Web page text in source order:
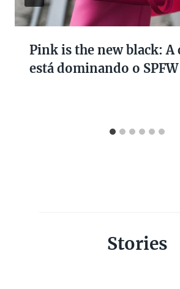
Pink is the new black: A
está dominando o SPFW
Stories